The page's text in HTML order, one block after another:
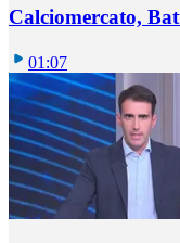
Calciomercato,
01:07